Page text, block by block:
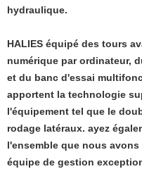
hydraulique.
HALIES équipé des tours
numérique par ordinateur,
et du banc d'essai
apportent la technologie
l'équipement tel que le
rodage latéraux. ayez
l'ensemble que nous
équipe de gestion